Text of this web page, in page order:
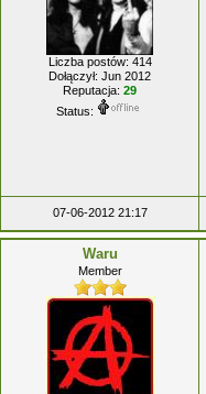
Liczba postów: 414
Dołączył: Jun 2012
Reputacja: 29
Status:
07-06-2012 21:17
Waru
Member